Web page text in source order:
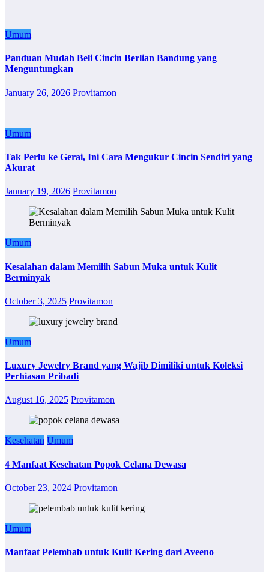
Umum
Panduan Mudah Beli Cincin Berlian Bandung yang
Menguntungkan
January 26, 2026 Provitamon
Umum
Tak Perlu ke Gerai, Ini Cara Mengukur Cincin Sendiri yang
Akurat
January 19, 2026 Provitamon
Umum
Kesalahan dalam Memilih Sabun Muka untuk Kulit
Berminyak
October 3, 2025 Provitamon
Umum
Luxury Jewelry Brand yang Wajib Dimiliki untuk Koleksi
Perhiasan Pribadi
August 16, 2025 Provitamon
Kesehatan Umum
4 Manfaat Kesehatan Popok Celana Dewasa
October 23, 2024 Provitamon
Umum
Manfaat Pelembab untuk Kulit Kering dari Aveeno